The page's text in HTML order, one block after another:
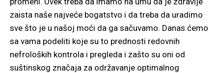
zaista naše najveće bogatstvo i da treba da uradimo
sve što je u našoj moći da ga sačuvamo. Danas ćemo
sa vama podeliti koje su to prednosti redovnih
nefroloških kontrola i pregleda i zašto su oni od
suštinskog značaja za održavanje optimalnog